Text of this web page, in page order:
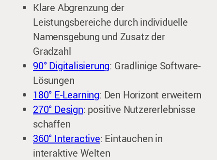
Klare Abgrenzung der
Leistungsbereiche durch individuelle
Namensgebung und Zusatz der
Gradzahl
90° Digitalisierung: Gradlinige Software-
Lösungen
180° E-Learning: Den Horizont erweitern
270° Design: positive Nutzererlebnisse
schaffen
360° Interactive: Eintauchen in
interaktive Welten